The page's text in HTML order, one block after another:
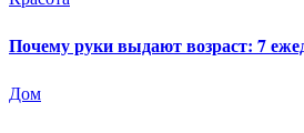
Почему руки выдают возраст: 7
Дом